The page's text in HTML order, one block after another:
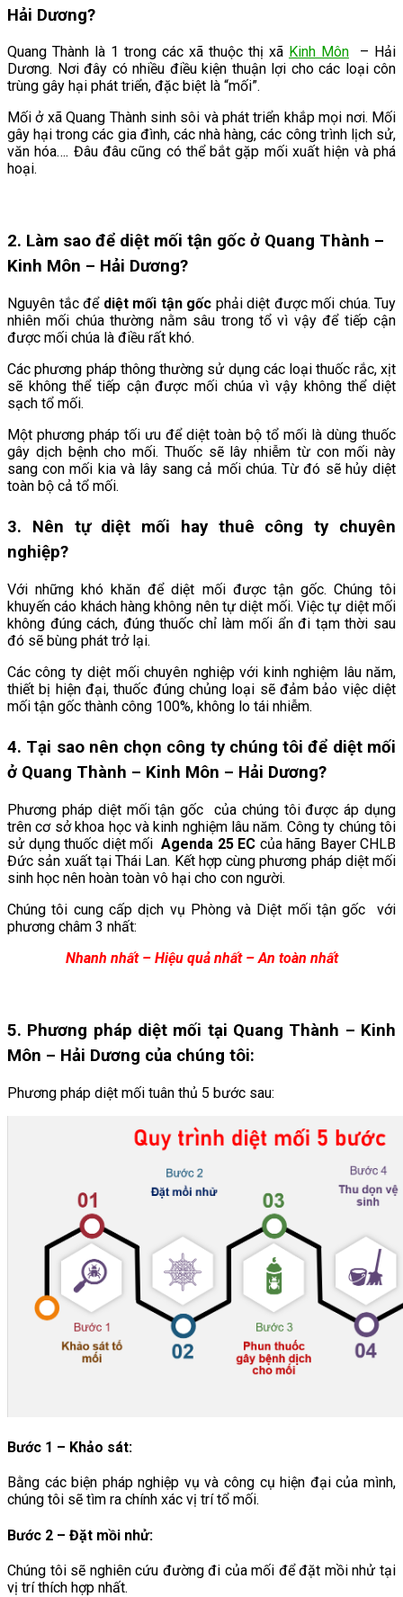
Hải Dương?
Quang Thành là 1 trong các xã thuộc thị xã Kinh Môn – Hải
Dương. Nơi đây có nhiều điều kiện thuận lợi cho các loại côn
trùng gây hại phát triển, đặc biệt là “mối”.
Mối ở xã Quang Thành sinh sôi và phát triển khắp mọi nơi. Mối
gây hại trong các gia đình, các nhà hàng, các công trình lịch sử,
văn hóa…. Đâu đâu cũng có thể bắt gặp mối xuất hiện và phá
hoại.
2. Làm sao để diệt mối tận gốc ở Quang Thành –
Kinh Môn – Hải Dương?
Nguyên tắc để diệt mối tận gốc phải diệt được mối chúa. Tuy
nhiên mối chúa thường nằm sâu trong tổ vì vậy để tiếp cận
được mối chúa là điều rất khó.
Các phương pháp thông thường sử dụng các loại thuốc rắc, xịt
sẽ không thể tiếp cận được mối chúa vì vậy không thể diệt
sạch tổ mối.
Một phương pháp tối ưu để diệt toàn bộ tổ mối là dùng thuốc
gây dịch bệnh cho mối. Thuốc sẽ lây nhiễm từ con mối này
sang con mối kia và lây sang cả mối chúa. Từ đó sẽ hủy diệt
toàn bộ cả tổ mối.
3. Nên tự diệt mối hay thuê công ty chuyên
nghiệp?
Với những khó khăn để diệt mối được tận gốc. Chúng tôi
khuyến cáo khách hàng không nên tự diệt mối. Việc tự diệt mối
không đúng cách, đúng thuốc chỉ làm mối ẩn đi tạm thời sau
đó sẽ bùng phát trở lại.
Các công ty diệt mối chuyên nghiệp với kinh nghiệm lâu năm,
thiết bị hiện đại, thuốc đúng chủng loại sẽ đảm bảo việc diệt
mối tận gốc thành công 100%, không lo tái nhiễm.
4. Tại sao nên chọn công ty chúng tôi để diệt mối
ở Quang Thành – Kinh Môn – Hải Dương?
Phương pháp diệt mối tận gốc của chúng tôi được áp dụng
trên cơ sở khoa học và kinh nghiệm lâu năm. Công ty chúng tôi
sử dụng thuốc diệt mối Agenda 25 EC của hãng Bayer CHLB
Đức sản xuất tại Thái Lan. Kết hợp cùng phương pháp diệt mối
sinh học nên hoàn toàn vô hại cho con người.
Chúng tôi cung cấp dịch vụ Phòng và Diệt mối tận gốc với
phương châm 3 nhất:
Nhanh nhất – Hiệu quả nhất – An toàn nhất
5. Phương pháp diệt mối tại Quang Thành – Kinh
Môn – Hải Dương của chúng tôi:
Phương pháp diệt mối tuân thủ 5 bước sau:
Bước 1 – Khảo sát:
Bằng các biện pháp nghiệp vụ và công cụ hiện đại của mình,
chúng tôi sẽ tìm ra chính xác vị trí tổ mối.
Bước 2 – Đặt mồi nhử:
Chúng tôi sẽ nghiên cứu đường đi của mối để đặt mồi nhử tại
vị trí thích hợp nhất.